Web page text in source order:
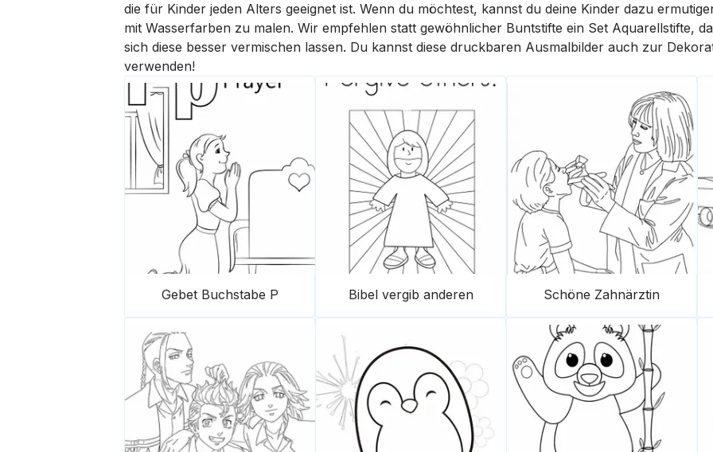
die für Kinder jeden Alters geeignet ist. Wenn du möchtest, kannst du deine Kinder dazu
mit Wasserfarben zu malen. Wir empfehlen statt gewöhnlicher Buntstifte ein Set Aquarellstifte, da
sich diese besser vermischen lassen. Du kannst diese druckbaren Ausmalbilder auch zur
verwenden!
Gebet Buchstabe P Bibel vergib anderen Schöne Zahnärztin